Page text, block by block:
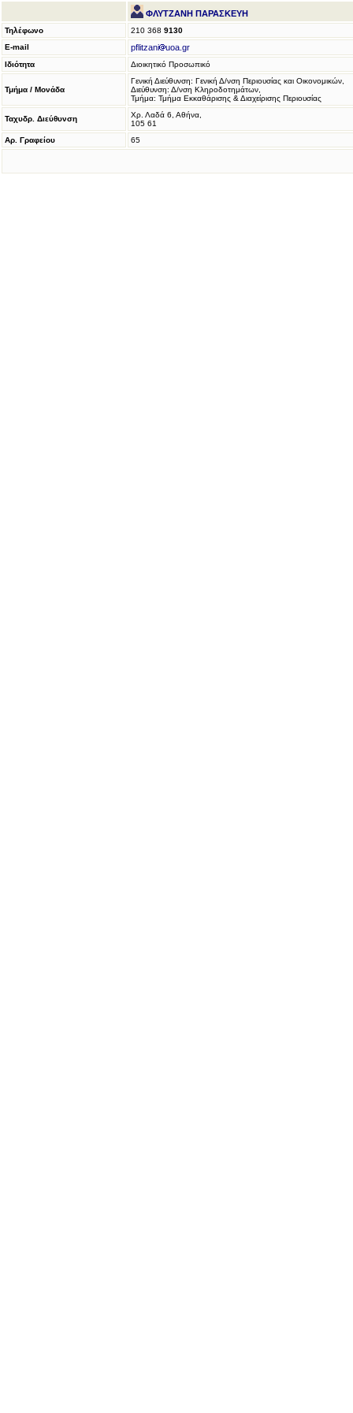
ΦΛΥΤΖΑΝΗ ΠΑΡΑΣΚΕΥΗ
Τηλέφωνο 210 368 9130
E-mail
pflitzani uoa.gr
Ιδιότητα Διοικητικό Προσωπικό
Τμήμα / Μονάδα
Γενική Διεύθυνση: Γενική Δ/νση Περιουσίας και Οικονομικών,
Διεύθυνση: Δ/νση Κληροδοτημάτων,
Τμήμα: Τμήμα Εκκαθάρισης & Διαχείρισης Περιουσίας
Ταχυδρ. Διεύθυνση
Χρ. Λαδά 6, Αθήνα,
105 61
Αρ. Γραφείου
65